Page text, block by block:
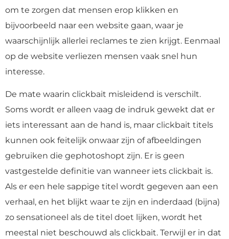
om te zorgen dat mensen erop klikken en
bijvoorbeeld naar een website gaan, waar je
waarschijnlijk allerlei reclames te zien krijgt. Eenmaal
op de website verliezen mensen vaak snel hun
interesse.
De mate waarin clickbait misleidend is verschilt.
Soms wordt er alleen vaag de indruk gewekt dat er
iets interessant aan de hand is, maar clickbait titels
kunnen ook feitelijk onwaar zijn of afbeeldingen
gebruiken die gephotoshopt zijn. Er is geen
vastgestelde definitie van wanneer iets clickbait is.
Als er een hele sappige titel wordt gegeven aan een
verhaal, en het blijkt waar te zijn en inderdaad (bijna)
zo sensationeel als de titel doet lijken, wordt het
meestal niet beschouwd als clickbait. Terwijl er in dat